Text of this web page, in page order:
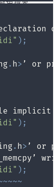
免越界。
) ;
. h>
) ;
. h>
) ;
~~~~